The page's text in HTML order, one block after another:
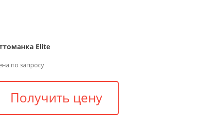
Elite
по запросу
Получить цену